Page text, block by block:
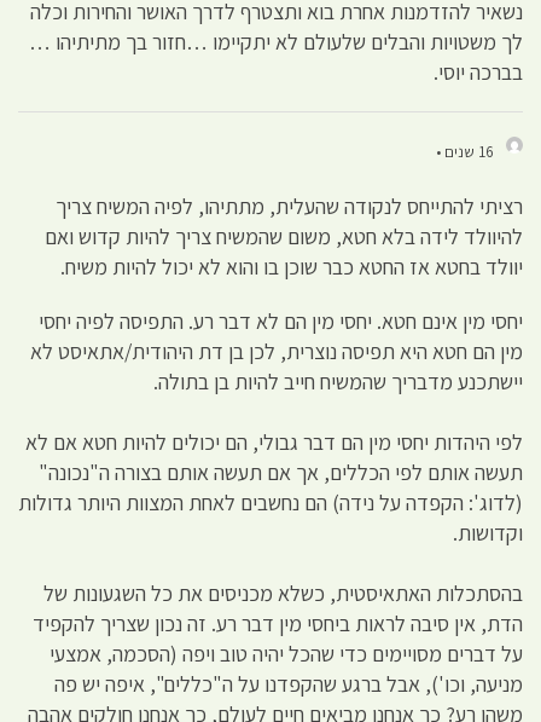
נשאיר להזדמנות אחרת בוא ותצטרף לדרך האושר והחירות וכלה
לך משטויות והבלים שלעולם לא יתקיימו …חזור בך מתיתיהו …
בברכה יוסי.
16 שנים •
רציתי להתייחס לנקודה שהעלית, מתתיהו, לפיה המשיח צריך
להיוולד לידה בלא חטא, משום שהמשיח צריך להיות קדוש ואם
יוולד בחטא אז החטא כבר שוכן בו והוא לא יכול להיות משיח.
יחסי מין אינם חטא. יחסי מין הם לא דבר רע. התפיסה לפיה יחסי
מין הם חטא היא תפיסה נוצרית, לכן בן דת היהודית/אתאיסט לא
יישתכנע מדבריך שהמשיח חייב להיות בן בתולה.
לפי היהדות יחסי מין הם דבר גבולי, הם יכולים להיות חטא אם לא
תעשה אותם לפי הכללים, אך אם תעשה אותם בצורה ה"נכונה"
(לדוג': הקפדה על נידה) הם נחשבים לאחת המצוות היותר גדולות
וקדושות.
בהסתכלות האתאיסטית, כשלא מכניסים את כל השגעונות של
הדת, אין סיבה לראות ביחסי מין דבר רע. זה נכון שצריך להקפיד
על דברים מסויימים כדי שהכל יהיה טוב ויפה (הסכמה, אמצעי
מניעה, וכו'), אבל ברגע שהקפדנו על ה"כללים", איפה יש פה
משהו רע? כך אנחנו מביאים חיים לעולם, כך אנחנו חולקים אהבה